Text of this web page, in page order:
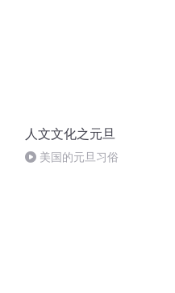
人文文化之元旦
美国的元旦习俗